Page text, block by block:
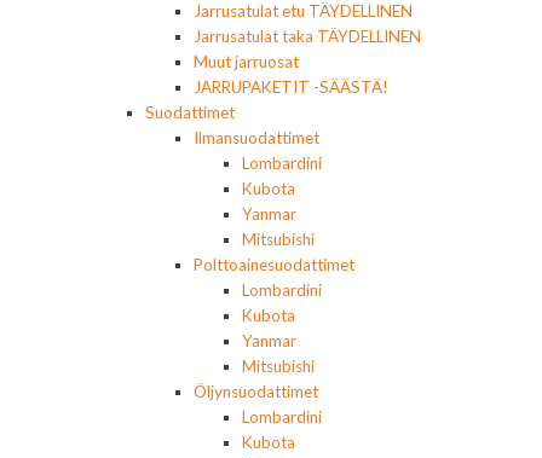
Jarrusatulat etu TÄYDELLINEN
Jarrusatulat taka TÄYDELLINEN
Muut jarruosat
JARRUPAKETIT -SÄÄSTÄ!
Suodattimet
Ilmansuodattimet
Lombardini
Kubota
Yanmar
Mitsubishi
Polttoainesuodattimet
Lombardini
Kubota
Yanmar
Mitsubishi
Öljynsuodattimet
Lombardini
Kubota